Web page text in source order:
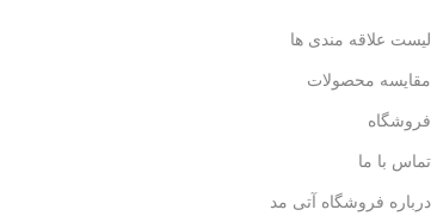
لیست علاقه مندی ها
مقایسه محصولات
فروشگاه
تماس با ما
درباره فروشگاه آتی مد​​